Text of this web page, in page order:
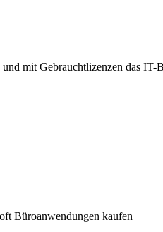
mit Gebrauchtlizenzen das IT-